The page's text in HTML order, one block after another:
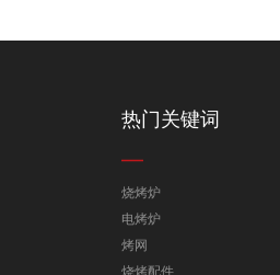
热门关键词
烧烤炉
电烤炉
烤网
烧烤配件